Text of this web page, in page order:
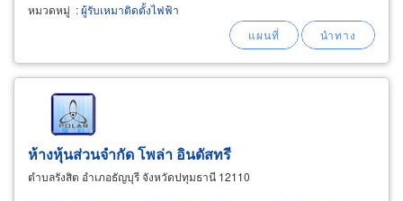
หมวดหมู่ :ผู้รับเหมาติดตั้งไฟฟ้า
ห้างหุ้นส่วนจำกัด โพล่า อินดัสทรี
ตำบลรังสิต อำเภอธัญบุรี จังหวัดปทุมธานี 12110